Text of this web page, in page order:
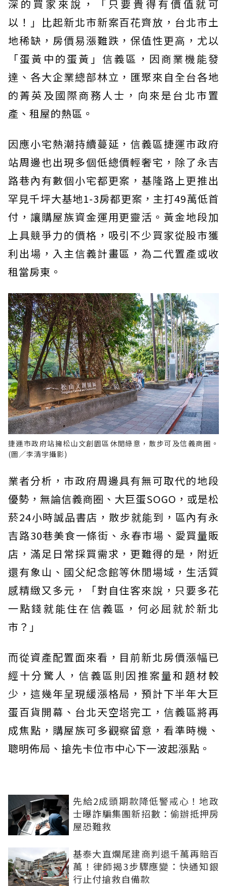
深的買家來說，「只要貴得有價值就可
以！」比起新北市新案百花齊放，台北市土
地稀缺，房價易漲難跌，保值性更高，尤以
「蛋黃中的蛋黃」信義區，因商業機能發
達、各大企業總部林立，匯聚來自全台各地
的菁英及國際商務人士，向來是台北市置
產、租屋的熱區。
因應小宅熱潮持續蔓延，信義區捷運市政府
站周邊也出現多個低總價輕奢宅，除了永吉
路巷內有數個小宅都更案，基隆路上更推出
罕見千坪大基地1-3房都更案，主打49萬低首
付，讓購屋族資金運用更靈活。黃金地段加
上具競爭力的價格，吸引不少買家從股市獲
利出場，入主信義計畫區，為二代置產或收
租當房東。
捷運市政府站擁松山文創園區休閒綠意，散步可及信義商圈。
(圖／李清宇攝影)
業者分析，市政府周邊具有無可取代的地段
優勢，無論信義商圈、大巨蛋SOGO，或是松
菸24小時誠品書店，散步就能到，區內有永
吉路30巷美食一條街、永春市場、愛買量販
店，滿足日常採買需求，更難得的是，附近
還有象山、國父紀念館等休閒場域，生活質
感精緻又多元，「對自住客來說，只要多花
一點錢就能住在信義區，何必屈就於新北
市？」
而從資產配置面來看，目前新北房價漲幅已
經十分驚人，信義區則因推案量和題材較
少，這幾年呈現緩漲格局，預計下半年大巨
蛋百貨開幕、台北天空塔完工，信義區將再
成焦點，購屋族可多觀察留意，看準時機、
聰明佈局、搶先卡位市中心下一波起漲點。
先給2成頭期款降低警戒心！地政
士曝詐騙集團新招數：偷辦抵押房
屋恐難救
基泰大直爛尾建商判退千萬再賠百
萬！律師揭3步驟應變：快通知銀
行止付搶救自備款